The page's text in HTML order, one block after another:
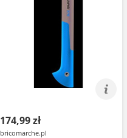
174,99 zł
bricomarche.pl